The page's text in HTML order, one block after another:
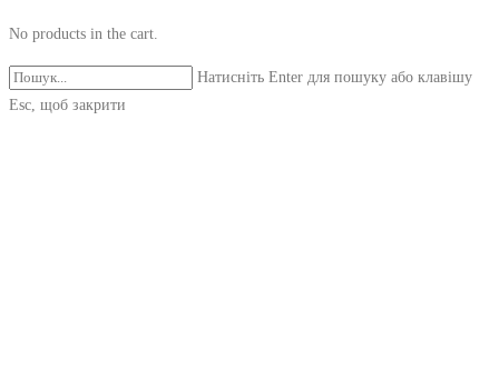
No products in the cart.
Натисніть Enter для пошуку або клавішу
Esc, щоб закрити